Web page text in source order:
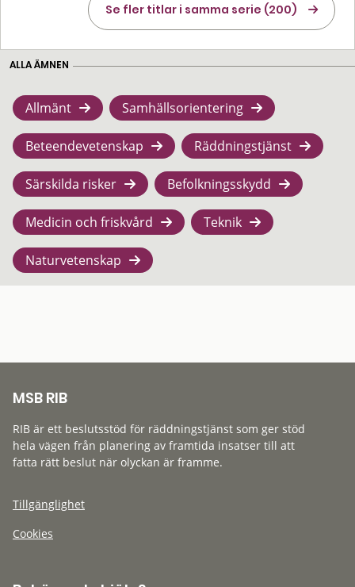
Se fler titlar i samma serie (200)
ALLA ÄMNEN
Allmänt Samhällsorientering
Beteendevetenskap Räddningstjänst
Särskilda risker Befolkningsskydd
Medicin och friskvård Teknik
Naturvetenskap
MSB RIB
RIB är ett beslutsstöd för räddningstjänst som ger stöd
hela vägen från planering av framtida insatser till att
fatta rätt beslut när olyckan är framme.
Tillgänglighet
Cookies